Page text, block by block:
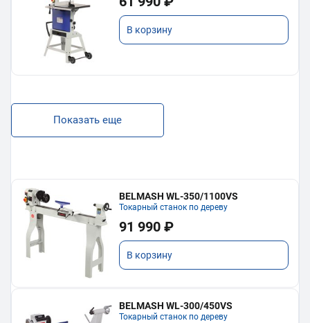
В корзину
Показать еще
BELMASH WL-350/1100VS
Токарный станок по дереву
91 990 ₽
В корзину
BELMASH WL-300/450VS
Токарный станок по дереву